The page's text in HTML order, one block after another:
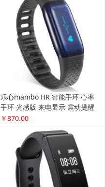
乐心mambo HR 智能手环 心率
手环 光感版 来电显示 震动提醒
计步 防水 专业运动手环 微信互
￥870.00